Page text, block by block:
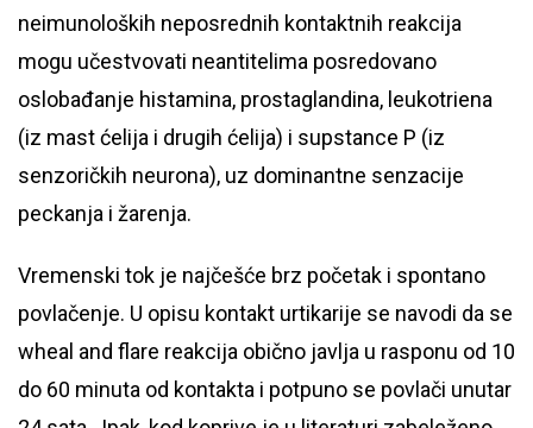
neimunoloških neposrednih kontaktnih reakcija
mogu učestvovati neantitelima posredovano
oslobađanje histamina, prostaglandina, leukotriena
(iz mast ćelija i drugih ćelija) i supstance P (iz
senzoričkih neurona), uz dominantne senzacije
peckanja i žarenja.
Vremenski tok je najčešće brz početak i spontano
povlačenje. U opisu kontakt urtikarije se navodi da se
wheal and flare reakcija obično javlja u rasponu od 10
do 60 minuta od kontakta i potpuno se povlači unutar